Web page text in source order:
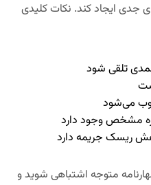
جدی ایجاد کند. نکات کلیدی
تلقی شود
می‌شود
مشخص وجود دارد
ریسک جریمه دارد
متوجه اشتباهی شوید و